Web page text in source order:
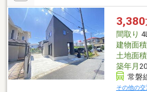
3,380
間取り
建物面積
土地面積
築年月
常磐
その他の交